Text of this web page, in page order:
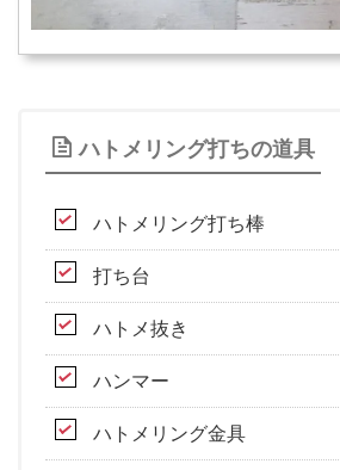
ハトメリング打ちの道具
ハトメリング打ち棒
打ち台
ハトメ抜き
ハンマー
ハトメリング金具